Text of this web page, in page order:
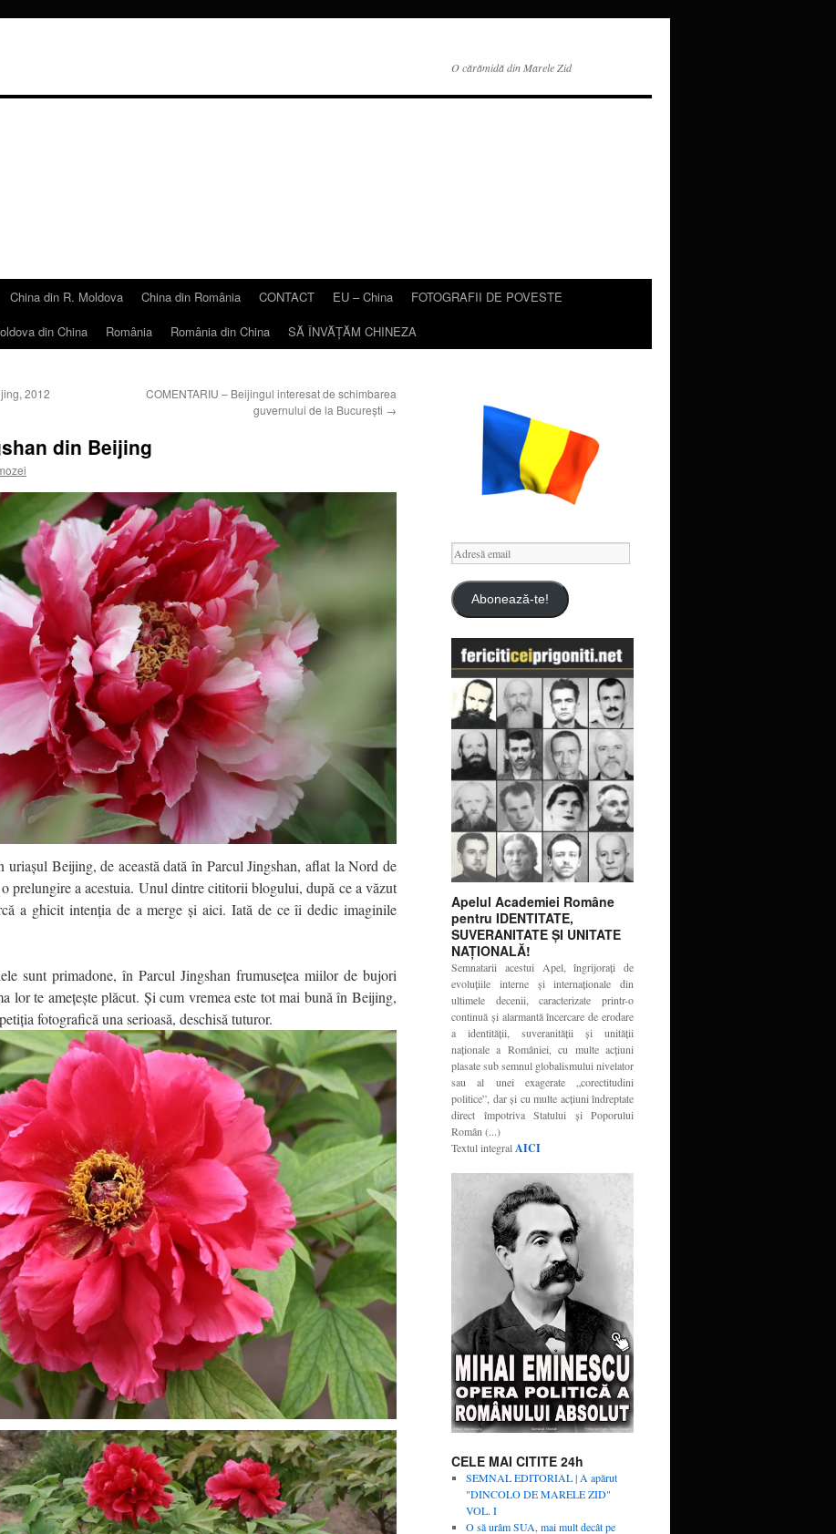
O cărămidă din Marele Zid
China din R. Moldova China din România CONTACT EU – China
FOTOGRAFII DE POVESTE
din China România România din China SĂ ÎNVĂŢĂM CHINEZA
2012
COMENTARIU – Beijingul interesat de schimbarea
guvernului de la Bucureşti →
din Beijing
uriaşul Beijing, de această dată în Parcul Jingshan, aflat la Nord de
prelungire a acestuia. Unul dintre cititorii blogului, după ce a văzut
a ghicit intenţia de a merge şi aici. Iată de ce îi dedic imaginile
sunt primadone, în Parcul Jingshan frumuseţea miilor de bujori
lor te ameţeşte plăcut. Şi cum vremea este tot mai bună în Beijing,
fotografică una serioasă, deschisă tuturor.
Adresă
email
Abonează-te!
Apelul Academiei Române
pentru IDENTITATE,
SUVERANITATE ŞI UNITATE
NAŢIONALĂ!
Semnatarii acestui Apel, îngrijoraţi de
evoluţiile interne şi internaţionale din
ultimele decenii, caracterizate printr-o
continuă şi alarmantă încercare de erodare
a identităţii, suveranităţii şi unităţii
naţionale a României, cu multe acţiuni
plasate sub semnul globalismului nivelator
sau al unei exagerate „corectitudini
politice”, dar şi cu multe acţiuni îndreptate
direct împotriva Statului şi Poporului
Român (...)
Textul integralAICI
CELE MAI CITITE 24h
SEMNAL EDITORIAL | A apărut
"DINCOLO DE MARELE ZID"
VOL. I
O să urâm SUA, mai mult decât pe